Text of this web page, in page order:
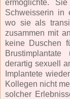
ermöglichte.
Schweisserin in
wo sie als
zusammen mit
keine Duschen
derartig sexuell
Implantete
Kollegen nicht
solcher